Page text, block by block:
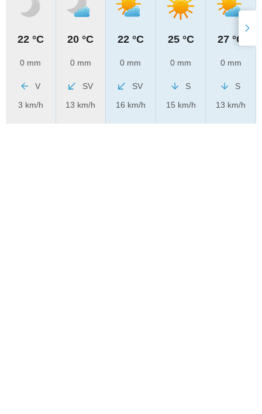
22 °C
0 mm
V
3 km/h
20 °C
0 mm
SV
13 km/h
22 °C
0 mm
SV
16 km/h
25 °C
0 mm
S
15 km/h
27 °C
0 mm
S
13 km/h